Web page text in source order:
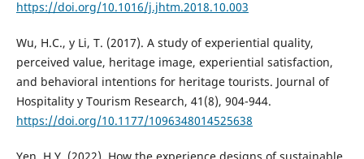
https://doi.org/10.1016/j.jhtm.2018.10.003
Wu, H.C., y Li, T. (2017). A study of experiential quality,
perceived value, heritage image, experiential satisfaction,
and behavioral intentions for heritage tourists. Journal of
Hospitality y Tourism Research, 41(8), 904-944.
https://doi.org/10.1177/1096348014525638
Yen, H.Y. (2022). How the experience designs of sustainable